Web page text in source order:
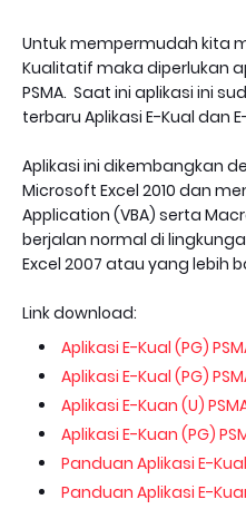
Untuk mempermudah kita
Kualitatif maka diperlukan
PSMA. Saat ini aplikasi ini
terbaru Aplikasi E-Kual dan E-
Aplikasi ini dikembangkan
Microsoft Excel 2010 dan
Application (VBA) serta
berjalan normal di
Excel 2007 atau yang lebih
Link download:
Aplikasi E-Kual (PG)
Aplikasi E-Kual (PG)
Aplikasi E-Kuan (U) PSMA
Aplikasi E-Kuan (PG)
Panduan Aplikasi E-Kual
Panduan Aplikasi E-